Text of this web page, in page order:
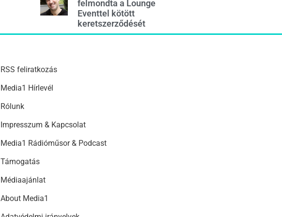
felmondta a Lounge
Eventtel kötött
keretszerződését
RSS feliratkozás
Media1 Hírlevél
Rólunk
Impresszum & Kapcsolat
Media1 Rádióműsor & Podcast
Támogatás
Médiaajánlat
About Media1